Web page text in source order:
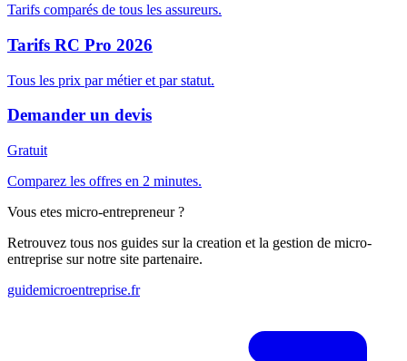
Tarifs comparés de tous les assureurs.
Tarifs RC Pro 2026
Tous les prix par métier et par statut.
Demander un devis
Gratuit
Comparez les offres en 2 minutes.
Vous etes micro-entrepreneur ?
Retrouvez tous nos guides sur la creation et la gestion de micro-
entreprise sur notre site partenaire.
guidemicroentreprise.fr